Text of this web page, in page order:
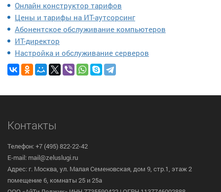
Онлайн конструктор тарифов
Цены и тарифы на ИТ-аутсорсинг
Абонентское обслуживание компьютеров
ИТ-директор
Настройка и обслуживание серверов
Контакты
Телефон: +7 (495) 822-22-42
E-mail: mail@zeluslugi.ru
Адрес: г. Москва, ул. Малая Семеновская, дом 9, стр.1, этаж 2
помещение 6, комнаты 25 и 25а